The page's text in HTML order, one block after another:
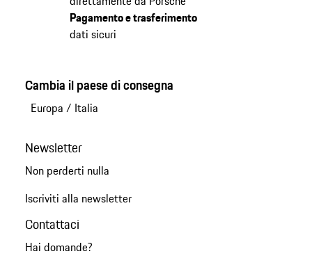
Pagamento e trasferimento
dati sicuri
Cambia il paese di consegna
Europa / Italia
Newsletter
Non perderti nulla
Iscriviti alla newsletter
Contattaci
Hai domande?